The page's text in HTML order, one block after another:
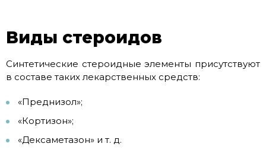
Виды стероидов
Синтетические стероидные элементы присутствуют
в составе таких лекарственных средств:
«Преднизол»;
«Кортизон»;
«Дексаметазон» и т. д.